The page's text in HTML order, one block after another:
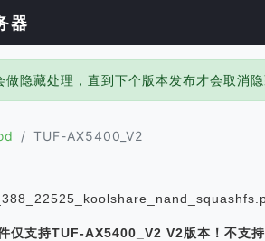
器
做隐藏处理，直到下个版本发布才会取消
TUF-AX5400_V2
仅支持TUF-AX5400_V2 V2版本！不支